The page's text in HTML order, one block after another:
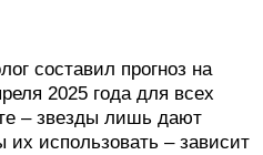
составил прогноз на
2025 года для всех
– звезды лишь дают
использовать – зависит